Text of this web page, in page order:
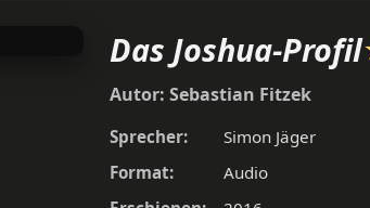
Das Joshua-Profil
Autor: Sebastian Fitzek
Sprecher: Simon Jäger
Format:
Audio